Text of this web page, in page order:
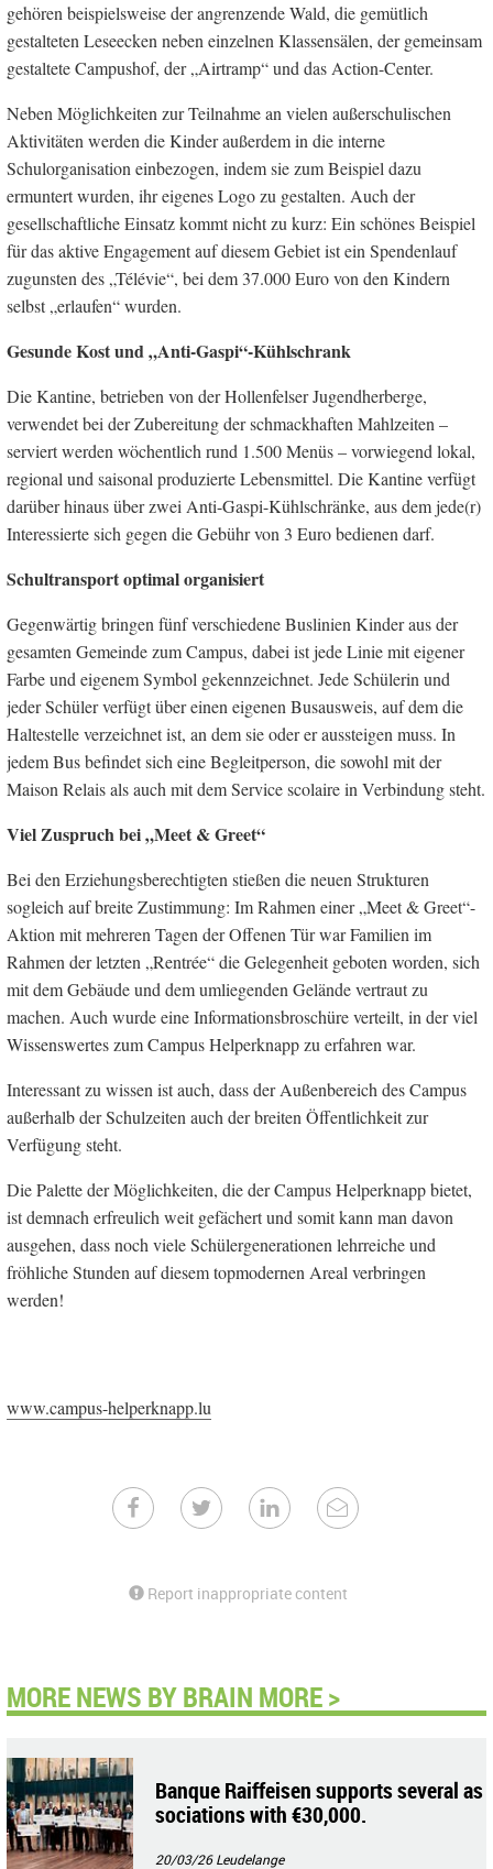
gehören beispielsweise der angrenzende Wald, die gemütlich
gestalteten Leseecken neben einzelnen Klassensälen, der gemeinsam
gestaltete Campushof, der „Airtramp“ und das Action-Center.
Neben Möglichkeiten zur Teilnahme an vielen außerschulischen
Aktivitäten werden die Kinder außerdem in die interne
Schulorganisation einbezogen, indem sie zum Beispiel dazu
ermuntert wurden, ihr eigenes Logo zu gestalten. Auch der
gesellschaftliche Einsatz kommt nicht zu kurz: Ein schönes Beispiel
für das aktive Engagement auf diesem Gebiet ist ein Spendenlauf
zugunsten des „Télévie“, bei dem 37.000 Euro von den Kindern
selbst „erlaufen“ wurden.
Gesunde Kost und „Anti-Gaspi“-Kühlschrank
Die Kantine, betrieben von der Hollenfelser Jugendherberge,
verwendet bei der Zubereitung der schmackhaften Mahlzeiten –
serviert werden wöchentlich rund 1.500 Menüs – vorwiegend lokal,
regional und saisonal produzierte Lebensmittel. Die Kantine verfügt
darüber hinaus über zwei Anti-Gaspi-Kühlschränke, aus dem jede(r)
Interessierte sich gegen die Gebühr von 3 Euro bedienen darf.
Schultransport optimal organisiert
Gegenwärtig bringen fünf verschiedene Buslinien Kinder aus der
gesamten Gemeinde zum Campus, dabei ist jede Linie mit eigener
Farbe und eigenem Symbol gekennzeichnet. Jede Schülerin und
jeder Schüler verfügt über einen eigenen Busausweis, auf dem die
Haltestelle verzeichnet ist, an dem sie oder er aussteigen muss. In
jedem Bus befindet sich eine Begleitperson, die sowohl mit der
Maison Relais als auch mit dem Service scolaire in Verbindung steht.
Viel Zuspruch bei „Meet & Greet“
Bei den Erziehungsberechtigten stießen die neuen Strukturen
sogleich auf breite Zustimmung: Im Rahmen einer „Meet & Greet“-
Aktion mit mehreren Tagen der Offenen Tür war Familien im
Rahmen der letzten „Rentrée“ die Gelegenheit geboten worden, sich
mit dem Gebäude und dem umliegenden Gelände vertraut zu
machen. Auch wurde eine Informationsbroschüre verteilt, in der viel
Wissenswertes zum Campus Helperknapp zu erfahren war.
Interessant zu wissen ist auch, dass der Außenbereich des Campus
außerhalb der Schulzeiten auch der breiten Öffentlichkeit zur
Verfügung steht.
Die Palette der Möglichkeiten, die der Campus Helperknapp bietet,
ist demnach erfreulich weit gefächert und somit kann man davon
ausgehen, dass noch viele Schülergenerationen lehrreiche und
fröhliche Stunden auf diesem topmodernen Areal verbringen
werden!
www.campus-helperknapp.lu
Report inappropriate content
MORE NEWS BY BRAIN MORE >
Banque Raiffeisen supports several as
sociations with €30,000.
20/03/26Leudelange